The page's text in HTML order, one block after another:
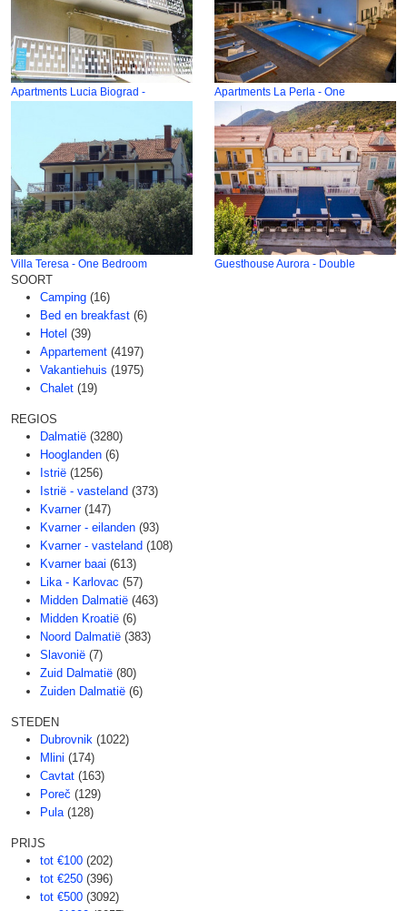
Apartments Lucia Biograd - Apartments La Perla - One
Villa Teresa - One Bedroom Guesthouse Aurora - Double
SOORT
Camping (16)
Bed en breakfast (6)
Hotel (39)
Appartement (4197)
Vakantiehuis (1975)
Chalet (19)
REGIOS
Dalmatië (3280)
Hooglanden (6)
Istrië (1256)
Istrië - vasteland (373)
Kvarner (147)
Kvarner - eilanden (93)
Kvarner - vasteland (108)
Kvarner baai (613)
Lika - Karlovac (57)
Midden Dalmatië (463)
Midden Kroatië (6)
Noord Dalmatië (383)
Slavonië (7)
Zuid Dalmatië (80)
Zuiden Dalmatië (6)
STEDEN
Dubrovnik (1022)
Mlini (174)
Cavtat (163)
Poreč (129)
Pula (128)
PRIJS
tot €100 (202)
tot €250 (396)
tot €500 (3092)